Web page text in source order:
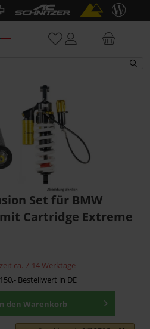
Set für BMW
mit Cartridge Extreme
ca. 7-14 Werktage
Bestellwert in DE
den Warenkorb